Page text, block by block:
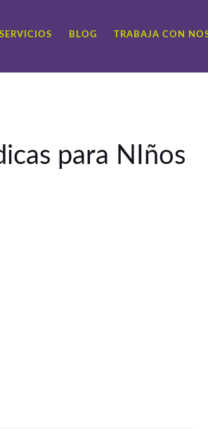
SERVICIOS BLOG TRABAJA CON
para NIños